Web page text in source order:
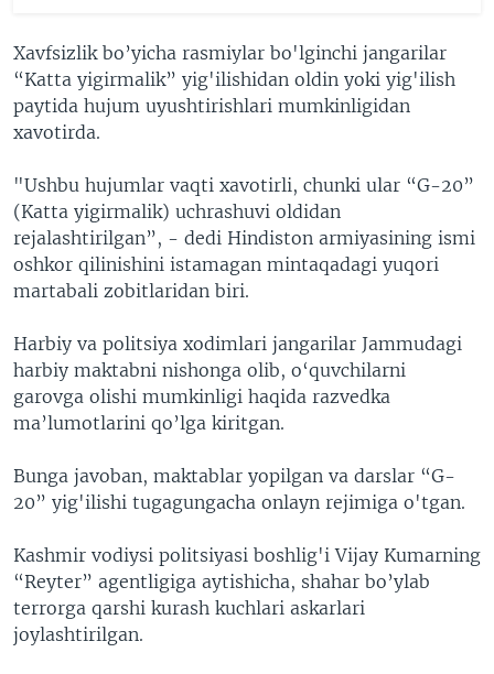
Xavfsizlik bo’yicha rasmiylar bo'lginchi jangarilar
“Katta yigirmalik” yig'ilishidan oldin yoki yig'ilish
paytida hujum uyushtirishlari mumkinligidan
xavotirda.
"Ushbu hujumlar vaqti xavotirli, chunki ular “G-20”
(Katta yigirmalik) uchrashuvi oldidan
rejalashtirilgan”, - dedi Hindiston armiyasining ismi
oshkor qilinishini istamagan mintaqadagi yuqori
martabali zobitlaridan biri.
Harbiy va politsiya xodimlari jangarilar Jammudagi
harbiy maktabni nishonga olib, o‘quvchilarni
garovga olishi mumkinligi haqida razvedka
ma’lumotlarini qo’lga kiritgan.
Bunga javoban, maktablar yopilgan va darslar “G-
20” yig'ilishi tugagungacha onlayn rejimiga o'tgan.
Kashmir vodiysi politsiyasi boshlig'i Vijay Kumarning
“Reyter” agentligiga aytishicha, shahar bo’ylab
terrorga qarshi kurash kuchlari askarlari
joylashtirilgan.